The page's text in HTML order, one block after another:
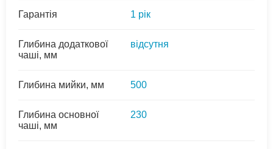
Гарантія 1 рік
Глибина додаткової
чаші, мм
відсутня
Глибина мийки, мм 500
Глибина основної
чаші, мм
230